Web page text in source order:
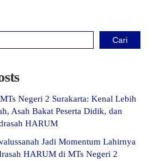
Cari
Negeri 2 Surakarta: Kenal Lebih
Asah Bakat Peserta Didik, dan
HARUM
Jadi Momentum Lahirnya
HARUM di MTs Negeri 2